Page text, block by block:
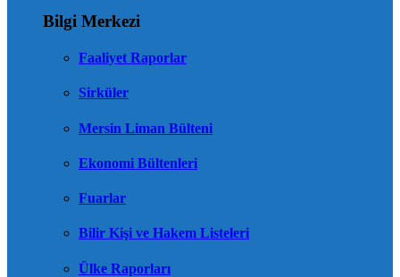
Bilgi Merkezi
Faaliyet Raporlar
Sirküler
Mersin Liman Bülteni
Ekonomi Bültenleri
Fuarlar
Bilir Kişi ve Hakem Listeleri
Ülke Raporları